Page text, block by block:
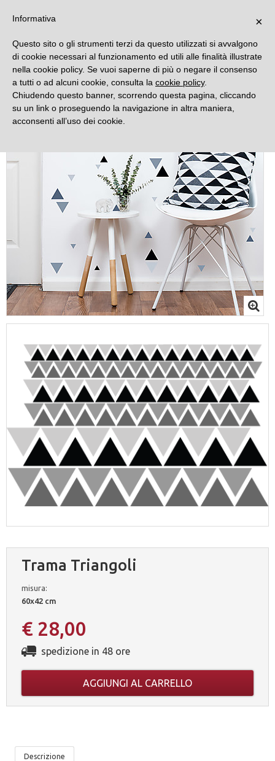
Trama Triangoli
misura:
60x42 cm
€ 28,00
spedizione in 48 ore
AGGIUNGI AL CARRELLO
LE Descrizione
×
Informativa
Questo sito o gli strumenti terzi da questo utilizzati si avvalgono
di cookie necessari al funzionamento ed utili alle finalità illustrate
nella cookie policy. Se vuoi saperne di più o negare il consenso
a tutti o ad alcuni cookie, consulta la cookie policy.
Chiudendo questo banner, scorrendo questa pagina, cliccando
su un link o proseguendo la navigazione in altra maniera,
acconsenti all’uso dei cookie.